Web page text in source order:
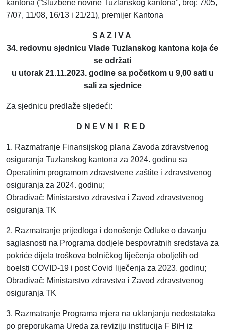
kantona (“Službene novine Tuzlanskog kantona”, broj: 7/05,
7/07, 11/08, 16/13 i 21/21), premijer Kantona
S A Z I V A
34. redovnu sjednicu Vlade Tuzlanskog kantona koja će
se održati
u utorak 21.11.2023. godine sa početkom u 9,00 sati u
sali za sjednice
Za sjednicu predlaže sljedeći:
D N E V N I R E D
1. Razmatranje Finansijskog plana Zavoda zdravstvenog
osiguranja Tuzlanskog kantona za 2024. godinu sa
Operatinim programom zdravstvene zaštite i zdravstvenog
osiguranja za 2024. godinu;
Obrađivač: Ministarstvo zdravstva i Zavod zdravstvenog
osiguranja TK
2. Razmatranje prijedloga i donošenje Odluke o davanju
saglasnosti na Programa dodjele bespovratnih sredstava za
pokriće dijela troškova bolničkog liječenja oboljelih od
boelsti COVID-19 i post Covid liječenja za 2023. godinu;
Obrađivač: Ministarstvo zdravstva i Zavod zdravstvenog
osiguranja TK
3. Razmatranje Programa mjera na uklanjanju nedostataka
po preporukama Ureda za reviziju institucija F BiH iz